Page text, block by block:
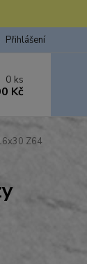
Přihlášení
0 ks
Kč
Z64